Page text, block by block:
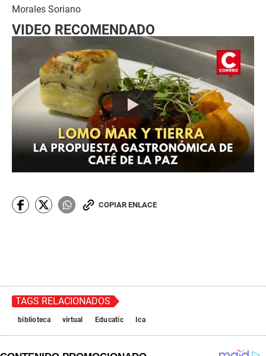
Morales Soriano
VIDEO RECOMENDADO
COPIAR ENLACE
TAGS RELACIONADOS
biblioteca virtual Educatic Ica